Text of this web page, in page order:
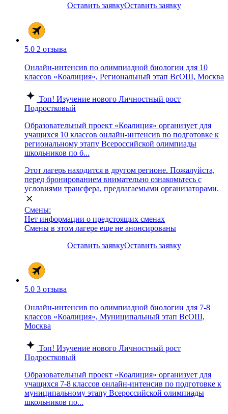
Оставить заявкуОставить заявку
5.0 2 отзыва
Онлайн-интенсив по олимпиадной биологии для 10
классов «Коалиция», Региональный этап ВсОШ, Москва
Топ! Изучение нового Личностный рост
Подростковый
Образовательный проект «Коалиция» организует для
учащихся 10 классов онлайн-интенсив по подготовке к
региональному этапу Всероссийской олимпиады
школьников по б...
Этот лагерь находится в другом регионе. Пожалуйста,
перед бронированием внимательно ознакомьтесь с
условиями трансфера, предлагаемыми организаторами.
Смены:
Нет информации о предстоящих сменах
Смены в этом лагере еще не анонсированы
Оставить заявкуОставить заявку
5.0 3 отзыва
Онлайн-интенсив по олимпиадной биологии для 7-8
классов «Коалиция», Муниципальный этап ВсОШ,
Москва
Топ! Изучение нового Личностный рост
Подростковый
Образовательный проект «Коалиция» организует для
учащихся 7-8 классов онлайн-интенсив по подготовке к
муниципальному этапу Всероссийской олимпиады
школьников по...